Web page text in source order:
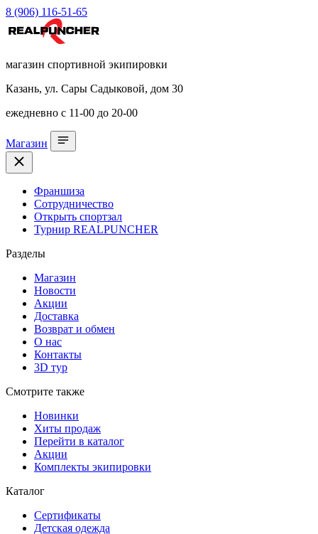
8 (906) 116-51-65
магазин спортивной экипировки
Казань, ул. Сары Садыковой, дом 30
ежедневно с 11-00 до 20-00
Магазин
Франшиза
Сотрудничество
Открыть спортзал
Турнир REALPUNCHER
Разделы
Магазин
Новости
Акции
Доставка
Возврат и обмен
О нас
Контакты
3D тур
Смотрите также
Новинки
Хиты продаж
Перейти в каталог
Акции
Комплекты экипировки
Каталог
Сертификаты
Детская одежда